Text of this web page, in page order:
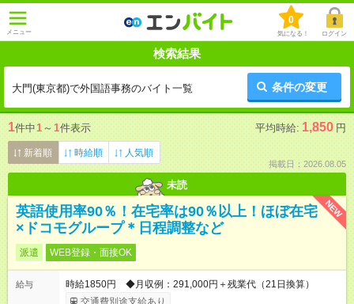
メニュー
0
気になる！ ログイン
検索結果
大門(東京都)で外国語事務のバイト一覧 条件の変更
1件中1 ～ 1件表示 平均時給: 1,850 円
新着順 時給順 人気順
掲載日：2026.08.05
未読
NEW
英語使用率90％！在宅率は90％以上！ほぼ在宅
×ドコモグループ＊日程調整など
派遣 WEB登録・面接OK
給与
時給1850円 ◆月収例：291,000円＋残業代（21日換算）
交通費別途支給あり